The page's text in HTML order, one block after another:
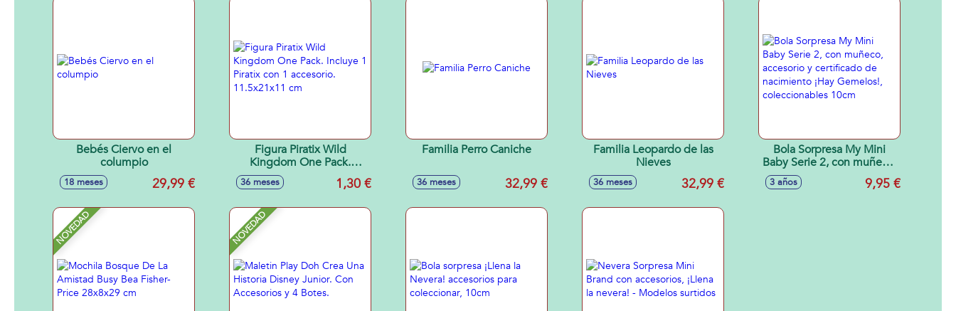
Bebés Ciervo en el
columpio
18 meses 29,99 €
Figura Piratix Wild
Kingdom One Pack.
Incluye 1 Piratix con 1
accesorio. 11.5x21x11 cm
36 meses 1,30 €
Familia Perro Caniche
36 meses 32,99 €
Familia Leopardo de las
Nieves
36 meses 32,99 €
Bola Sorpresa My Mini
Baby Serie 2, con muñeco,
accesorio y certificado de
nacimiento ¡Hay
3 años 9,95 €
NOVEDAD NOVEDAD